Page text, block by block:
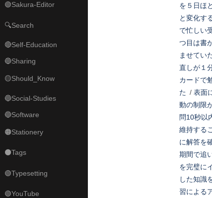
🟢Sakura-Editor
🔍Search
🔴Self-Education
🔵Sharing
🟡Should_Know
🔵Social-Studies
🔵Software
🟠Stationery
⚫Tags
🟢Typesetting
🟢YouTube
を５日ほ
と変化す
で忙しい
つ目は書
ませてい
直しが１
カードで
た / 表面
動の制限
問10秒以
維持する
に解答を
期間で追
を完璧に
した知識
習による